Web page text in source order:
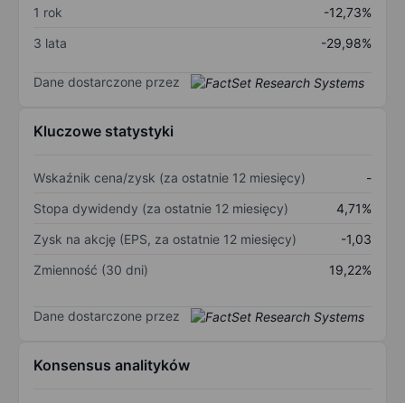
1 rok
-12,73%
3 lata
-29,98%
Dane dostarczone przez
Kluczowe statystyki
Wskaźnik cena/zysk (za ostatnie 12 miesięcy)
-
Stopa dywidendy (za ostatnie 12 miesięcy)
4,71%
Zysk na akcję (EPS, za ostatnie 12 miesięcy)
-1,03
Zmienność (30 dni)
19,22%
Dane dostarczone przez
Konsensus analityków